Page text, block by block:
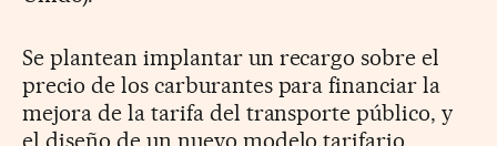
Se plantean implantar un recargo sobre el
precio de los carburantes para financiar la
mejora de la tarifa del transporte público, y